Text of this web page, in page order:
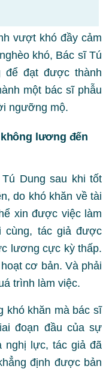
vượt khó đầy cảm
khó, Bác sĩ Tú
để đạt được thành
một bác sĩ phẫu
ngưỡng mộ.
lương đến
Dung sau khi tốt
do khó khăn về tài
xin được việc làm
cùng, tác giả được
lương cực kỳ thấp.
cơ bản. Và phải
trình làm việc.
khó khăn mà bác sĩ
đoạn đầu của sự
nghị lực, tác giả đã
định được bản